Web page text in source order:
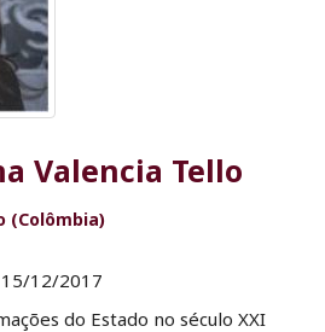
Valencia Tello
(Colômbia)
12/2017
do Estado no século XXI